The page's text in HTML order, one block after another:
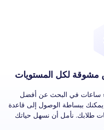
لكل المستويات
ساعات في البحث عن أفضل
يمكنك ببساطة الوصول إلى قاعدة
طلابك. نأمل أن نسهل حياتك